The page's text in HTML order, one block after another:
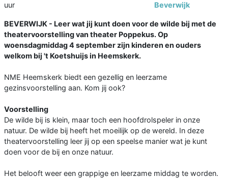
uur
Beverwijk
BEVERWIJK - Leer wat jij kunt doen voor de wilde bij met de
theatervoorstelling van theater Poppekus. Op
woensdagmiddag 4 september zijn kinderen en ouders
welkom bij 't Koetshuijs in Heemskerk.
NME Heemskerk biedt een gezellig en leerzame
gezinsvoorstelling aan. Kom jij ook?
Voorstelling
De wilde bij is klein, maar toch een hoofdrolspeler in onze
natuur. De wilde bij heeft het moeilijk op de wereld. In deze
theatervoorstelling leer jij op een speelse manier wat je kunt
doen voor de bij en onze natuur.
Het belooft weer een grappige en leerzame middag te worden.